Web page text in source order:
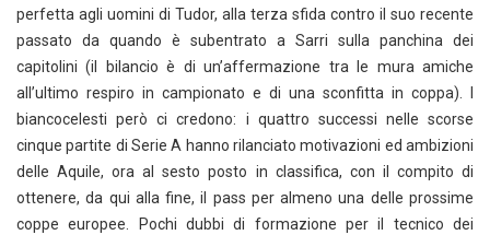
perfetta agli uomini di Tudor, alla terza sfida contro il suo recente
passato da quando è subentrato a Sarri sulla panchina dei
capitolini (il bilancio è di un’affermazione tra le mura amiche
all’ultimo respiro in campionato e di una sconfitta in coppa). I
biancocelesti però ci credono: i quattro successi nelle scorse
cinque partite di Serie A hanno rilanciato motivazioni ed ambizioni
delle Aquile, ora al sesto posto in classifica, con il compito di
ottenere, da qui alla fine, il pass per almeno una delle prossime
coppe europee. Pochi dubbi di formazione per il tecnico dei